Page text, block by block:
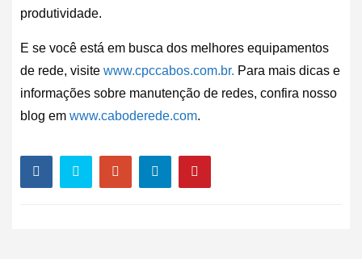
produtividade.
E se você está em busca dos melhores equipamentos
de rede, visite www.cpccabos.com.br. Para mais dicas e
informações sobre manutenção de redes, confira nosso
blog em www.caboderede.com.